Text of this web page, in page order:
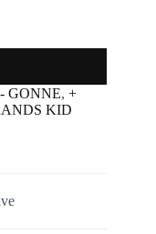
- GONNE, +
KID